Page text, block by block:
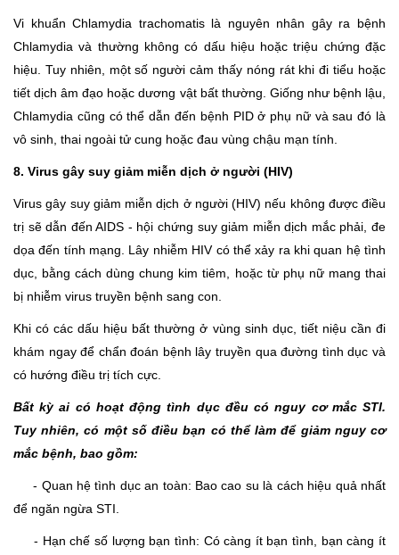
Vi khuẩn Chlamydia trachomatis là nguyên nhân gây ra bệnh
Chlamydia và thường không có dấu hiệu hoặc triệu chứng đặc
hiệu. Tuy nhiên, một số người cảm thấy nóng rát khi đi tiểu hoặc
tiết dịch âm đạo hoặc dương vật bất thường. Giống như bệnh lậu,
Chlamydia cũng có thể dẫn đến bệnh PID ở phụ nữ và sau đó là
vô sinh, thai ngoài tử cung hoặc đau vùng chậu mạn tính.
8. Virus gây suy giảm miễn dịch ở người (HIV)
Virus gây suy giảm miễn dịch ở người (HIV) nếu không được điều
trị sẽ dẫn đến AIDS - hội chứng suy giảm miễn dịch mắc phải, đe
dọa đến tính mạng. Lây nhiễm HIV có thể xảy ra khi quan hệ tình
dục, bằng cách dùng chung kim tiêm, hoặc từ phụ nữ mang thai
bị nhiễm virus truyền bệnh sang con.
Khi có các dấu hiệu bất thường ở vùng sinh dục, tiết niệu cần đi
khám ngay để chẩn đoán bệnh lây truyền qua đường tình dục và
có hướng điều trị tích cực.
Bất kỳ ai có hoạt động tình dục đều có nguy cơ mắc STI.
Tuy nhiên, có một số điều bạn có thể làm để giảm nguy cơ
mắc bệnh, bao gồm:
- Quan hệ tình dục an toàn: Bao cao su là cách hiệu quả nhất
để ngăn ngừa STI.
- Hạn chế số lượng bạn tình: Có càng ít bạn tình, bạn càng ít